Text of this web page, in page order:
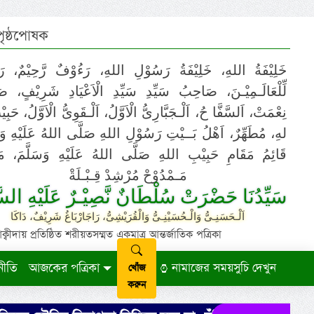
خَلِيْفَةُ اللهِ، خَلِيْفَةُ رَسُوْلِ اللهِ، رَءُوْفٌ رَّحِيْمٌ،
لِّلْعَالَـمِيْـنَ، صَاحِبُ سَيِّدِ سَيِّدِ الْاَعْيَادِ شَرِيْفٍ،
نِعْمَتْ، اَلسَّفَّا حُ، اَلْـجَبَّارِىُّ الْاَوَّلُ، اَلْـقَوِىُّ الْاَوَّلُ،
لهِ، مُطَهِّرٌ، اَهْلُ بَــيْتِ رَسُوْلِ اللهِ صَلَّى اللهُ عَلَيْهِ
قَائِمُ مَقَامِ حَبِيْبِ اللهِ صَلَّى اللهُ عَلَيْهِ وَسَلَّمَ،
مَـمْدُوْحْ مُرْشِدْ قِـبْـلَةْ
سَيِّدُنَا حَضْرَتْ سُلْطَانٌ نَّصِيْـرٌ عَلَيْهِ
اَلْـحَسَنِـىُّ وَالْـحُسَيْنِـىُّ وَالْقُرَيْشِىُّ، رَاجَارْبَاغُ شَرِيْفٌ، دَاكَا
প্রতিষ্ঠিত শরীয়তসম্মত একমাত্র আন্তর্জাতিক পত্রিকা
আজকের পত্রিকা
খোঁজ
করুন
নামাজের সময়সুচি দেখুন